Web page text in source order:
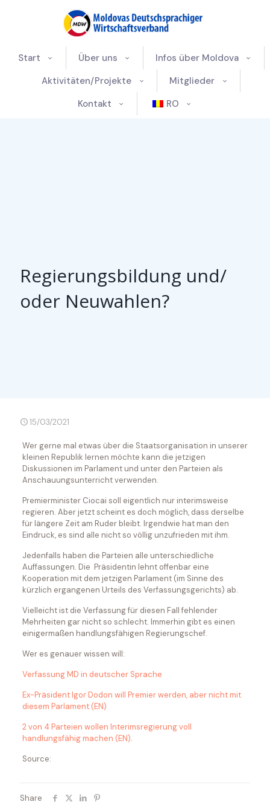
Start Über uns
Infos über Moldova
Aktivitäten/Projekte
Mitglieder
Kontakt
RO
Regierungsbildung und/
oder Neuwahlen?
15/03/2021
Wer gerne mal etwas über die Staatsorganisation in unserer
kleinen Republik lernen möchte kann die jetzigen
Diskussionen im Parlament und unter den Parteien als
Anschauungsunterricht verwenden.
Premierminister Ciocai soll eigentlich nur interimsweise
regieren. Aber jetzt scheint es doch möglich, dass derselbe
für längere Zeit am Ruder bleibt. Irgendwie hat man den
Eindruck, es sind alle nicht so völlig unzufrieden mit ihm.
Jedenfalls haben die Parteien alle unterschiedliche
Auffassungen. Die Präsidentin lehnt offenbar eine
Kooperation mit dem jetzigen Parlament (im Sinne des
kürzlich ergangenen Urteils des Verfassungsgerichts) ab.
Vielleicht ist die Verfassung für diesen Fall fehlender
Mehrheiten gar nicht so schlecht. Immerhin gibt es einen
einigermaßen handlungsfähigen Regierungschef.
Wer es genauer wissen will:
Verfassung MD in deutscher Sprache
Ex-Präsident Igor Dodon will Premier werden, aber nicht mit
diesem Parlament (EN)
2 von 4 Parteien wollen Interimsregierung voll
handlungsfähig machen (EN).
Source:
Share